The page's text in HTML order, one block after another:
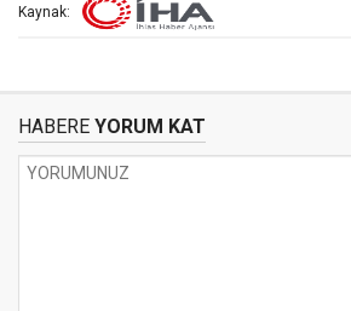
Kaynak:
HABERE YORUM KAT